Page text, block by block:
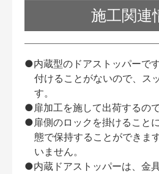
施工関連
●内蔵型のドアストッパーで
付けることがないので、ス
す。
●扉加工を施して出荷するの
●扉側のロックを掛けること
態で保持することができま
いません。
●内蔵ドアストッパーは、金